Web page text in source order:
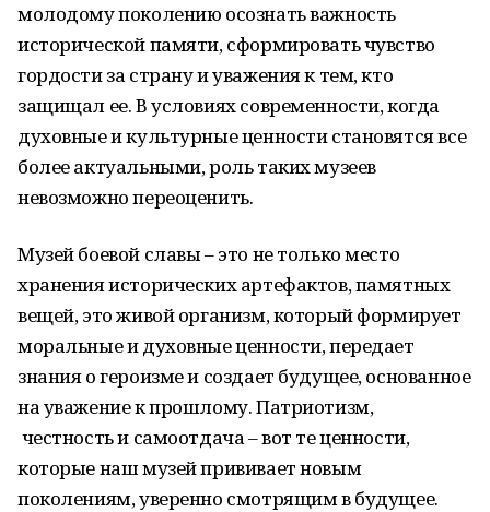
молодому поколению осознать важность
исторической памяти, сформировать чувство
гордости за страну и уважения к тем, кто
защищал ее. В условиях современности, когда
духовные и культурные ценности становятся все
более актуальными, роль таких музеев
невозможно переоценить.
Музей боевой славы – это не только место
хранения исторических артефактов, памятных
вещей, это живой организм, который формирует
моральные и духовные ценности, передает
знания о героизме и создает будущее, основанное
на уважение к прошлому. Патриотизм,
честность и самоотдача – вот те ценности,
которые наш музей прививает новым
поколениям, уверенно смотрящим в будущее.